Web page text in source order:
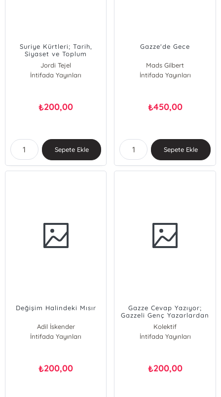
Suriye Kürtleri; Tarih,
Siyaset ve Toplum
Jordi Tejel
İntifada Yayınları
₺200,00
Sepete Ekle
Gazze'de Gece
Mads Gilbert
İntifada Yayınları
₺450,00
Sepete Ekle
Değişim Halindeki Mısır
Adil İskender
İntifada Yayınları
₺200,00
Gazze Cevap Yazıyor;
Gazzeli Genç Yazarlardan
Kısa Hikayeler
Kolektif
İntifada Yayınları
₺200,00